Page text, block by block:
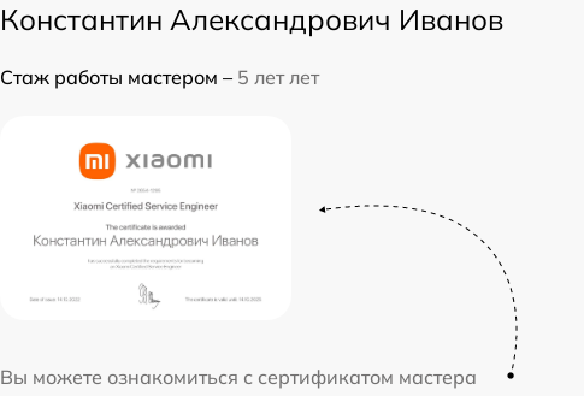
Константин Александрович Иванов
Стаж работы мастером – 5 лет лет
Вы можете ознакомиться с сертификатом мастера